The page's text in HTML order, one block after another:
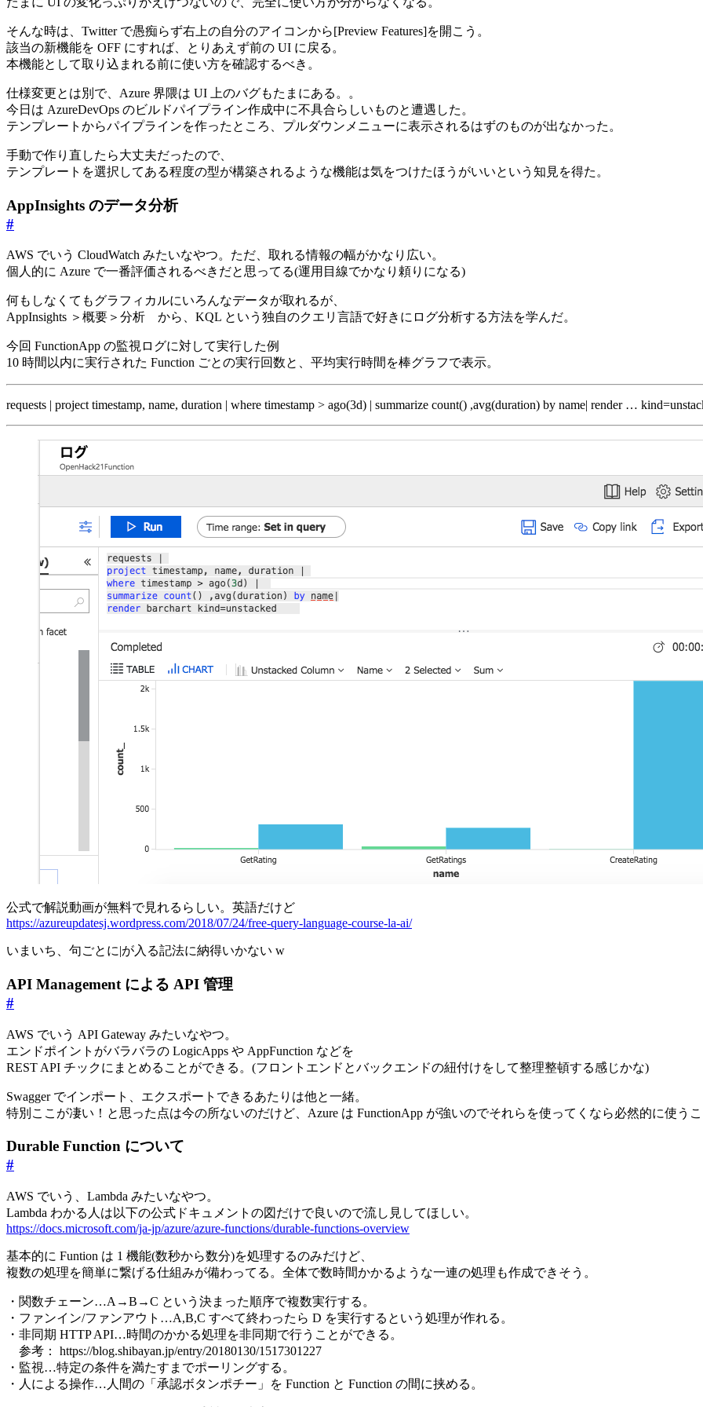
そんな時は、Twitter で愚痴らず右上の自分のアイコンから[Preview Features]を開こう。
該当の新機能を OFF にすれば、とりあえず前の UI に戻る。
本機能として取り込まれる前に使い方を確認するべき。
仕様変更とは別で、Azure 界隈は UI 上のバグもたまにある。。
今日は AzureDevOps のビルドパイプライン作成中に不具合らしいものと遭遇した。
テンプレートからパイプラインを作ったところ、プルダウンメニューに表示されるはずのものが出なかった。
手動で作り直したら大丈夫だったので、
テンプレートを選択してある程度の型が構築されるような機能は気をつけたほうがいいという知見を得た。
AppInsights のデータ分析
#
AWS でいう CloudWatch みたいなやつ。ただ、取れる情報の幅がかなり広い。
個人的に Azure で一番評価されるべきだと思ってる(運用目線でかなり頼りになる)
何もしなくてもグラフィカルにいろんなデータが取れるが、
AppInsights ＞概要＞分析 から、KQL という独自のクエリ言語で好きにログ分析する方法を学んだ。
今回 FunctionApp の監視ログに対して実行した例
10 時間以内に実行された Function ごとの実行回数と、平均実行時間を棒グラフで表示。
requests | project timestamp, name, duration | where timestamp > ago(3d) | summarize count() ,avg(duration) by name| render …
公式で解説動画が無料で見れるらしい。英語だけど
https://azureupdatesj.wordpress.com/2018/07/24/free-query-language-course-la-ai/
いまいち、句ごとに|が入る記法に納得いかない w
API Management による API 管理
#
AWS でいう API Gateway みたいなやつ。
エンドポイントがバラバラの LogicApps や AppFunction などを
REST API チックにまとめることができる。(フロントエンドとバックエンドの紐付けをして整理整頓する感じかな)
Swagger でインポート、エクスポートできるあたりは他と一緒。
特別ここが凄い！と思った点は今の所ないのだけど、Azure は FunctionApp が強いのでそれらを使ってくなら必然的に使う
Durable Function について
#
AWS でいう、Lambda みたいなやつ。
Lambda わかる人は以下の公式ドキュメントの図だけで良いので流し見してほしい。
https://docs.microsoft.com/ja-jp/azure/azure-functions/durable-functions-overview
基本的に Funtion は 1 機能(数秒から数分)を処理するのみだけど、
複数の処理を簡単に繋げる仕組みが備わってる。全体で数時間かかるような一連の処理も作成できそう。
・関数チェーン…A→B→C という決まった順序で複数実行する。
・ファンイン/ファンアウト…A,B,C すべて終わったら D を実行するという処理が作れる。
・非同期 HTTP API…時間のかかる処理を非同期で行うことができる。
参考： https://blog.shibayan.jp/entry/20180130/1517301227
・監視…特定の条件を満たすまでポーリングする。
・人による操作…人間の「承認ボタンポチー」を Function と Function の間に挟める。